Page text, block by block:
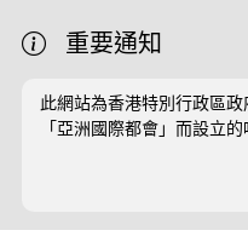
重要通知
此網站為香港特別行政區
「亞洲國際都會」而設立